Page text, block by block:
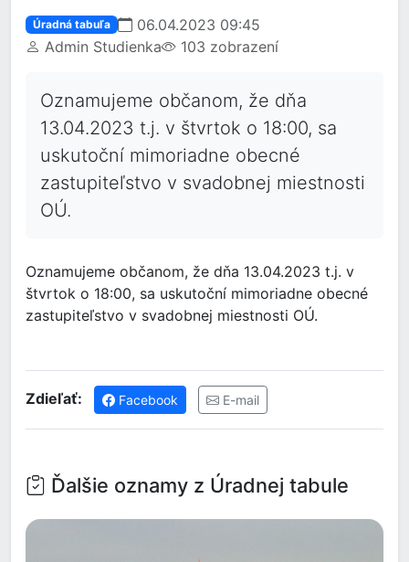
Úradná tabuľa
06.04.2023 09:45
Admin Studienka
103 zobrazení
Oznamujeme občanom, že dňa
13.04.2023 t.j. v štvrtok o 18:00, sa
uskutoční mimoriadne obecné
zastupiteľstvo v svadobnej miestnosti
OÚ.
Oznamujeme občanom, že dňa 13.04.2023 t.j. v
štvrtok o 18:00, sa uskutoční mimoriadne obecné
zastupiteľstvo v svadobnej miestnosti OÚ.
Zdieľať: Facebook E-mail
Ďalšie oznamy z Úradnej tabule